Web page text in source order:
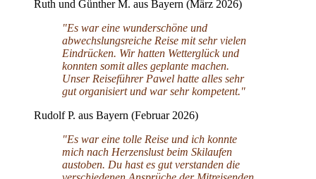
Ruth und Günther M. aus Bayern (März 2026)
"Es war eine wunderschöne und
abwechslungsreiche Reise mit sehr vielen
Eindrücken. Wir hatten Wetterglück und
konnten somit alles geplante machen.
Unser Reiseführer Pawel hatte alles sehr
gut organisiert und war sehr kompetent."
Rudolf P. aus Bayern (Februar 2026)
"Es war eine tolle Reise und ich konnte
mich nach Herzenslust beim Skilaufen
austoben. Du hast es gut verstanden die